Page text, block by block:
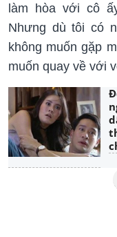
làm hòa với cô
Nhưng dù tôi có
không muốn gặp
muốn quay về với